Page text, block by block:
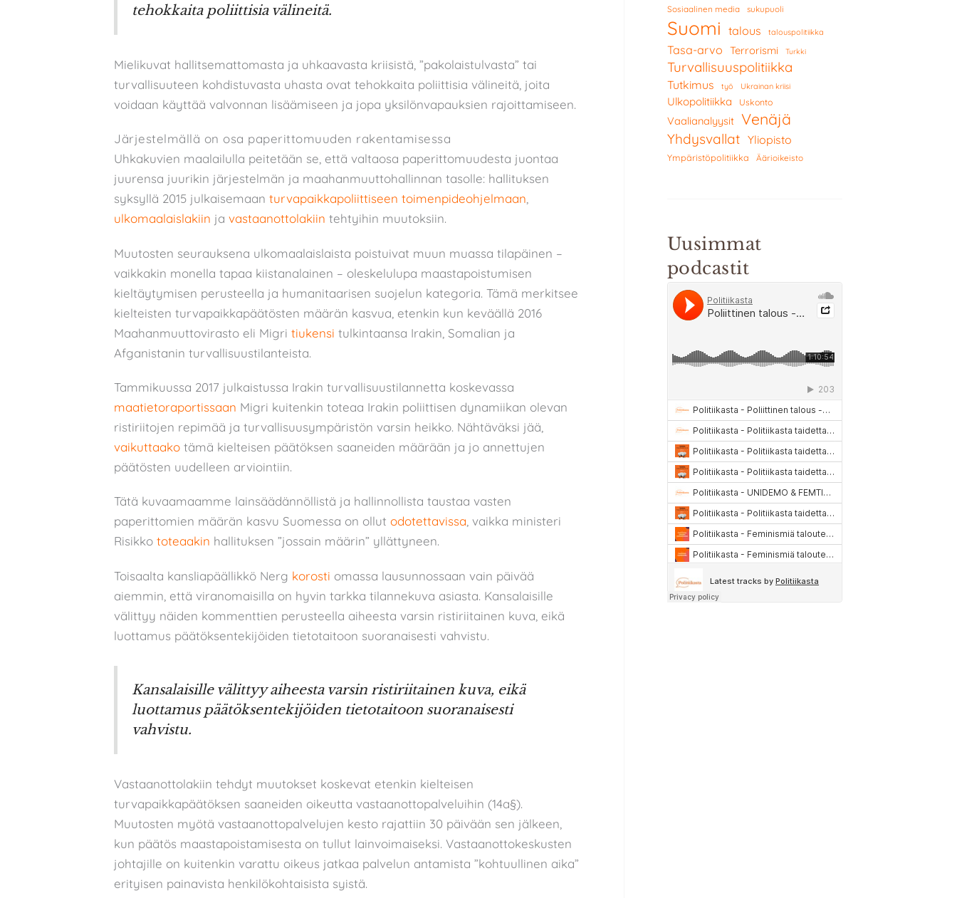
tehokkaita poliittisia välineitä.
Mielikuvat hallitsemattomasta ja uhkaavasta kriisistä, ”pakolaistulvasta” tai
turvallisuuteen kohdistuvasta uhasta ovat tehokkaita poliittisia välineitä, joita
voidaan käyttää valvonnan lisäämiseen ja jopa yksilönvapauksien rajoittamiseen.
Järjestelmällä on osa paperittomuuden rakentamisessa
Uhkakuvien maalailulla peitetään se, että valtaosa paperittomuudesta juontaa
juurensa juurikin järjestelmän ja maahanmuuttohallinnan tasolle: hallituksen
syksyllä 2015 julkaisemaan turvapaikkapoliittiseen toimenpideohjelmaan
ulkomaalaislakiin ja vastaanottolakiin tehtyihin muutoksiin.
Muutosten seurauksena ulkomaalaislaista poistuivat muun muassa tilapäinen –
vaikkakin monella tapaa kiistanalainen – oleskelulupa maastapoistumisen
kieltäytymisen perusteella ja humanitaarisen suojelun kategoria. Tämä merkitsee
kielteisten turvapaikkapäätösten määrän kasvua, etenkin kun keväällä 2016
Maahanmuuttovirasto eli Migri tiukensi tulkintaansa Irakin, Somalian ja
Afganistanin turvallisuustilanteista.
Tammikuussa 2017 julkaistussa Irakin turvallisuustilannetta koskevassa
maatietoraportissaan Migri kuitenkin toteaa Irakin poliittisen dynamiikan olevan
ristiriitojen repimää ja turvallisuusympäristön varsin heikko. Nähtäväksi jää,
vaikuttaako tämä kielteisen päätöksen saaneiden määrään ja jo annettujen
päätösten uudelleen arviointiin.
Tätä kuvaamaamme lainsäädännöllistä ja hallinnollista taustaa vasten
paperittomien määrän kasvu Suomessa on ollut odotettavissa, vaikka ministeri
Risikko toteaakin hallituksen ”jossain määrin” yllättyneen.
Toisaalta kansliapäällikkö Nerg korosti omassa lausunnossaan vain päivää
aiemmin, että viranomaisilla on hyvin tarkka tilannekuva asiasta. Kansalaisille
välittyy näiden kommenttien perusteella aiheesta varsin ristiriitainen kuva, eikä
luottamus päätöksentekijöiden tietotaitoon suoranaisesti vahvistu.
Kansalaisille välittyy aiheesta varsin ristiriitainen kuva, eikä
luottamus päätöksentekijöiden tietotaitoon suoranaisesti
vahvistu.
Vastaanottolakiin tehdyt muutokset koskevat etenkin kielteisen
turvapaikkapäätöksen saaneiden oikeutta vastaanottopalveluihin (14a§).
Muutosten myötä vastaanottopalvelujen kesto rajattiin 30 päivään sen jälkeen,
kun päätös maastapoistamisesta on tullut lainvoimaiseksi. Vastaanottokeskusten
johtajille on kuitenkin varattu oikeus jatkaa palvelun antamista ”kohtuullinen aika”
erityisen painavista henkilökohtaisista syistä.
Sosiaalinen media sukupuoli
Suomi talous talouspolitiikka
Tasa-arvo Terrorismi Turkki
Turvallisuuspolitiikka
Tutkimus työ Ukrainan kriisi
Ulkopolitiikka Uskonto
Vaalianalyysit Venäjä
Yhdysvallat Yliopisto
Ympäristöpolitiikka Äärioikeisto
Uusimmat
podcastit